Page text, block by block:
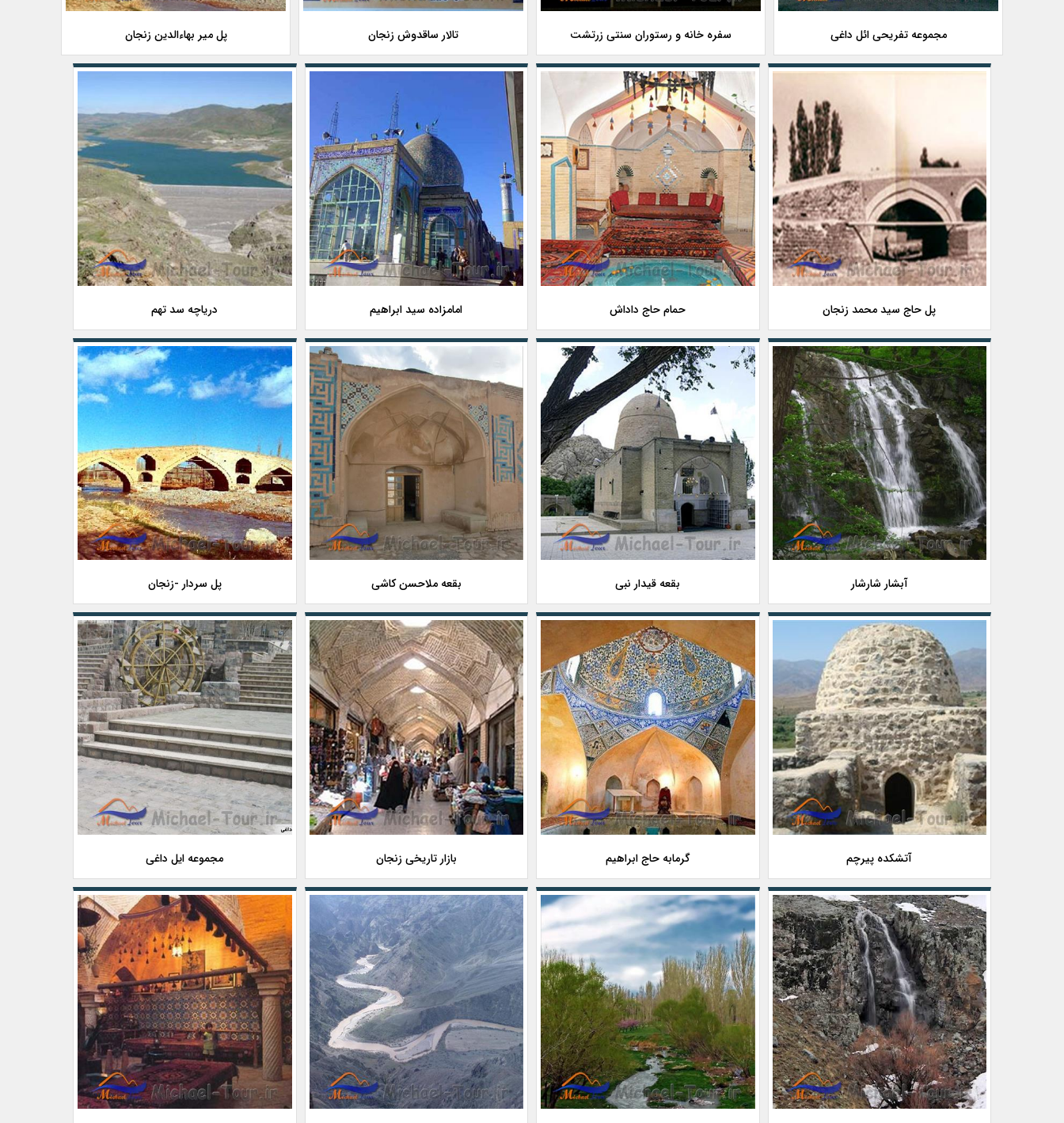
مجموعه تفریحی ائل داغی سفره خانه و رستوران سنتی زرتشت تالار ساقدوش زنجان پل میر بهاءالدین زنجان
پل حاج سید محمد زنجان حمام حاج داداش امامزاده سید ابراهیم دریاچه سد تهم
آبشار شارشار بقعه قیدار نبی بقعه ملاحسن کاشی پل سردار -زنجان
آتشکده پیرچم گرمابه حاج ابراهیم بازار تاریخی زنجان مجموعه ایل داغی